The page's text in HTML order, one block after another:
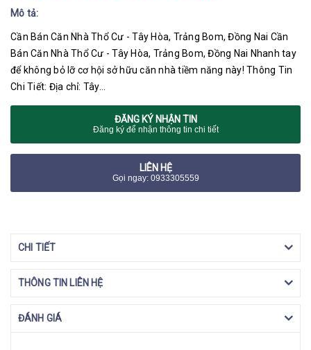
Mô tả:
Cần Bán Căn Nhà Thổ Cư - Tây Hòa, Trảng Bom, Đồng Nai Cần
Bán Căn Nhà Thổ Cư - Tây Hòa, Trảng Bom, Đồng Nai Nhanh tay
để không bỏ lỡ cơ hội sở hữu căn nhà tiềm năng này! Thông Tin
Chi Tiết: Địa chỉ: Tây…
ĐĂNG KÝ NHẬN TIN
Đăng ký để nhận thông tin chi tiết
LIÊN HỆ
Gọi ngay: 0933305559
CHI TIẾT
THÔNG TIN LIÊN HỆ
ĐÁNH GIÁ